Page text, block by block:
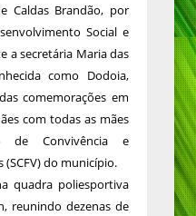
Caldas Brandão, por
Social e
a secretária Maria das
como Dodoia,
comemorações em
com todas as mães
de Convivência e
do município.
quadra poliesportiva
reunindo dezenas de